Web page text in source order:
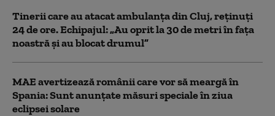
Tinerii care au atacat ambulanța din Cluj, reținuți
24 de ore. Echipajul: „Au oprit la 30 de metri în fața
noastră și au blocat drumul”
MAE avertizează românii care vor să meargă în
Spania: Sunt anunțate măsuri speciale în ziua
eclipsei solare